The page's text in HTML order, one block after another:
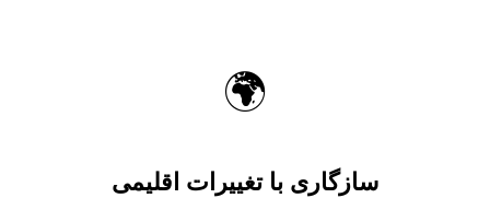
🌍
سازگاری با تغییرات اقلیمی